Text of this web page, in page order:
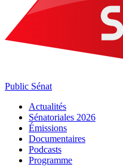
Public Sénat
Actualités
Sénatoriales 2026
Émissions
Documentaires
Podcasts
Programme